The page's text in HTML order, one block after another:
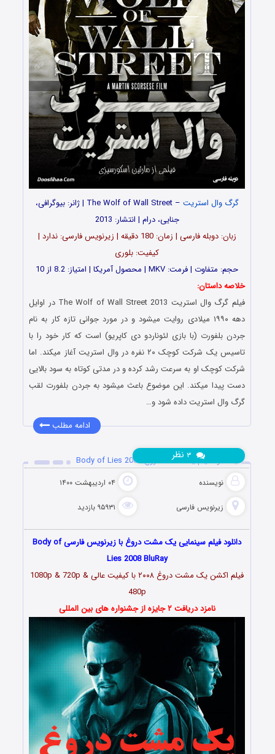
گرگ وال استریت
– The Wolf of Wall Street | ژانر: بیوگرافی،
جنایی، درام | انتشار: 2013
زبان: دوبله فارسی | زمان: 180 دقیقه | زیرنویس فارسی: ندارد |
کیفیت: بلوری
حجم: متفاوت | فرمت: MKV | محصول آمریکا | امتیاز: 8.2 از 10
خلاصه داستان:
فیلم گرگ وال استریت The Wolf of Wall Street 2013 در اوایل
دهه ۱۹۹۰ میلادی روایت میشود و در مورد جوانی تازه کار به نام
جردن بلفورت (با بازی لئوناردو دی کاپریو) است که کار خود را با
تاسیس یک شرکت کوچک ۲۰ نفره در وال استریت آغاز میکند. اما
شرکت کوچک او به سرعت رشد کرده و در مدتی کوتاه به سود بالایی
دست پیدا میکند. این موضوع باعث میشود به جردن بلفورت لقب
گرگ وال استریت داده شود و…
ادامه مطلب
دانلود فیلم یک مشت دروغ Body of Lies 2008
نویسنده ۰۴ اردیبهشت ۱۴۰۰
زیرنویس فارسی ۹۵۹۳۱ بازدید
نظر
دانلود فیلم سینمایی یک مشت دروغ با زیرنویس فارسی Body of
Lies 2008 BluRay
فیلم اکشن یک مشت دروغ ۲۰۰۸ با کیفیت عالی 1080p & 720p &
480p
نامزد دریافت ۲ جایزه از جشنواره های بین المللی